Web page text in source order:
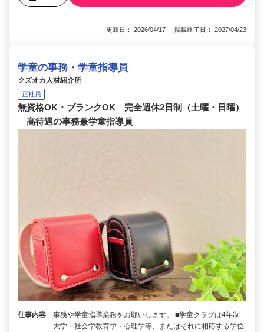
更新日： 2026/04/17 掲載終了日： 2027/04/23
学童の事務・学童指導員
クズオカ人材紹介所
正社員
無資格OK・ブランクOK 完全週休2日制（土曜・日曜）
高待遇の事務兼学童指導員
仕事内容
事務や学童指導業務をお願いします。 ■学童クラブは4年制
大学・社会学教育学・心理学等、またはそれに相応する学位